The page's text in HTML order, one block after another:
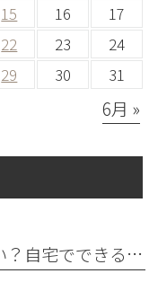
15 16
17
22 23
24
29 30 31
6月 »
頭が重い・めまいは血圧のせい？自宅でできる確認法と受診目安